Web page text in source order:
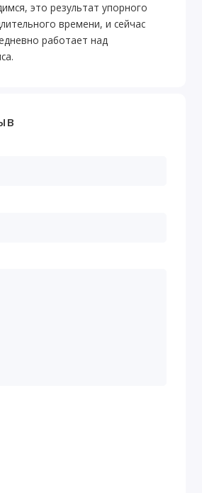
это результат упорного
времени, и сейчас
работает над